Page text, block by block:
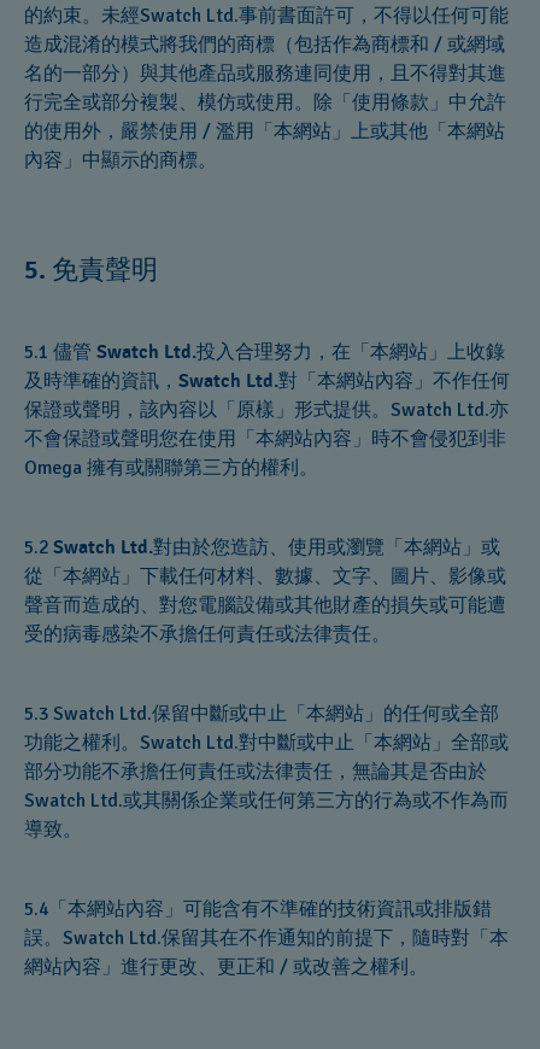
的約束。未經Swatch Ltd.事前書面許可，不得以任何可能
造成混淆的模式將我們的商標（包括作為商標和 / 或網域
名的一部分）與其他產品或服務連同使用，且不得對其進
行完全或部分複製、模仿或使用。除「使用條款」中允許
的使用外，嚴禁使用 / 濫用「本網站」上或其他「本網站
內容」中顯示的商標。
5. 免責聲明
5.1 儘管 Swatch Ltd.投入合理努力，在「本網站」上收錄
及時準確的資訊， Swatch Ltd.對「本網站內容」不作任何
保證或聲明，該內容以「原樣」形式提供。Swatch Ltd.亦
不會保證或聲明您在使用「本網站內容」時不會侵犯到非
Omega 擁有或關聯第三方的權利。
5.2 Swatch Ltd.對由於您造訪、使用或瀏覽「本網站」或
從「本網站」下載任何材料、數據、文字、圖片、影像或
聲音而造成的、對您電腦設備或其他財產的損失或可能遭
受的病毒感染不承擔任何責任或法律责任。
5.3 Swatch Ltd.保留中斷或中止「本網站」的任何或全部
功能之權利。Swatch Ltd.對中斷或中止「本網站」全部或
部分功能不承擔任何責任或法律责任，無論其是否由於
Swatch Ltd.或其關係企業或任何第三方的行為或不作為而
導致。
5.4「本網站內容」可能含有不準確的技術資訊或排版錯
誤。Swatch Ltd.保留其在不作通知的前提下，隨時對「本
網站內容」進行更改、更正和 / 或改善之權利。